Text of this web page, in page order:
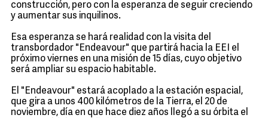
construcción, pero con la esperanza de seguir creciendo
y aumentar sus inquilinos.
Esa esperanza se hará realidad con la visita del
transbordador "Endeavour" que partirá hacia la EEI el
próximo viernes en una misión de 15 días, cuyo objetivo
será ampliar su espacio habitable.
El "Endeavour" estará acoplado a la estación espacial,
que gira a unos 400 kilómetros de la Tierra, el 20 de
noviembre, día en que hace diez años llegó a su órbita el